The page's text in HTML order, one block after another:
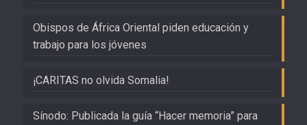
Obispos de África Oriental piden educación y
trabajo para los jóvenes
¡CARITAS no olvida Somalia!
Sínodo: Publicada la guía “Hacer memoria” para